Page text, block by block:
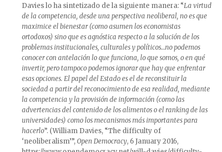
Davies lo ha sintetizado de la siguiente manera: “La virtud
de la competencia, desde una perspectiva neoliberal, no es que
maximice el bienestar (como asumen los economistas
ortodoxos) sino que es agnóstica respecto a la solución de los
problemas institucionales, culturales y políticos…no podemos
conocer con antelación lo que funciona, lo que somos, o en qué
invertir, pero tampoco podemos ignorar que hay que enfrentar
esas opciones. El papel del Estado es el de reconstituir la
sociedad a partir del reconocimiento de esa realidad, mediante
la competencia y la provisión de información (como las
advertencias del contenido de los alimentos o el ranking de las
universidades) como los mecanismos más importantes para
hacerlo”. (William Davies, “The difficulty of
‘neoliberalism’”,Open Democracy, 6 January 2016,